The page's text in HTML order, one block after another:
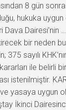
8 gün
hukuka uygun
Dairesi’nin …
bir neden
sayılı
ile belirli
istenilmiştir.
ve yasaya uygun
İkinci